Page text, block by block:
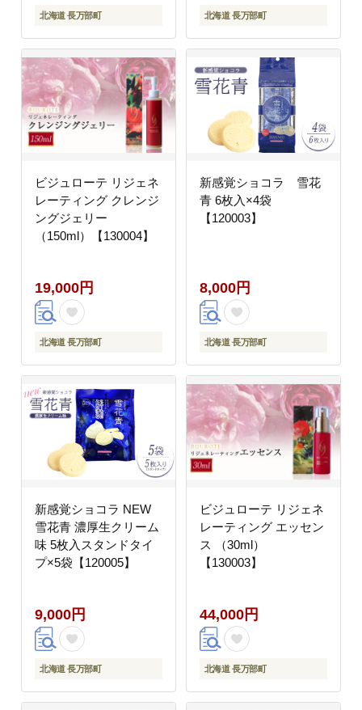
北海道 長万部町 北海道 長万部町
ビジュローテ リジェネ
レーティング クレンジ
ングジェリー
（150ml）【130004】
19,000円
北海道 長万部町
新感覚ショコラ 雪花
青 6枚入×4袋
【120003】
8,000円
北海道 長万部町
新感覚ショコラ NEW
雪花青 濃厚生クリーム
味 5枚入スタンドタイ
プ×5袋【120005】
9,000円
北海道 長万部町
ビジュローテ リジェネ
レーティング エッセン
ス （30ml）
【130003】
44,000円
北海道 長万部町